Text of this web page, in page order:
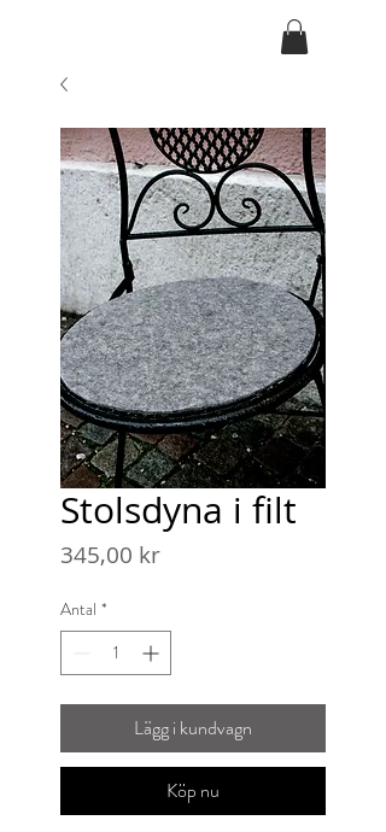
Stolsdyna i filt
345,00 krPris
Antal *
Lägg i kundvagn
Köp nu